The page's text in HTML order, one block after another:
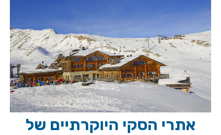
אתרי הסקי היוקרתיים של